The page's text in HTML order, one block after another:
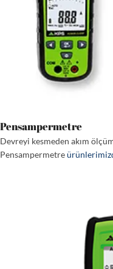
Pensampermetre
Devreyi kesmeden akım
Pensampermetre